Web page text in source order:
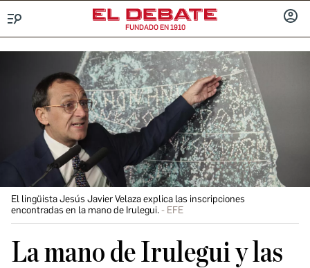
FUNDADO EN 1910
El lingüista Jesús Javier Velaza explica las inscripciones
encontradas en la mano de Irulegui.
EFE
La mano de Irulegui y las